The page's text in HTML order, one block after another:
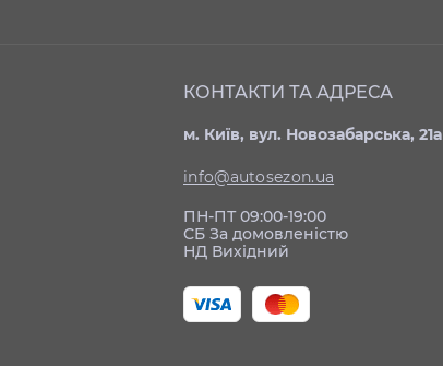
КОНТАКТИ ТА АДРЕСА
м. Київ, вул. Новозабарська, 21а
info@autosezon.ua
ПН-ПТ 09:00-19:00
СБ За домовленістю
НД Вихідний